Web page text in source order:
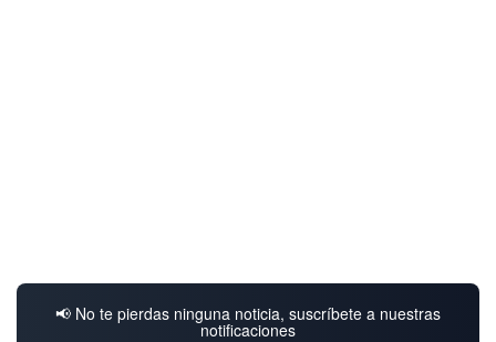
📢 No te pierdas ninguna noticia, suscríbete a nuestras
notificaciones